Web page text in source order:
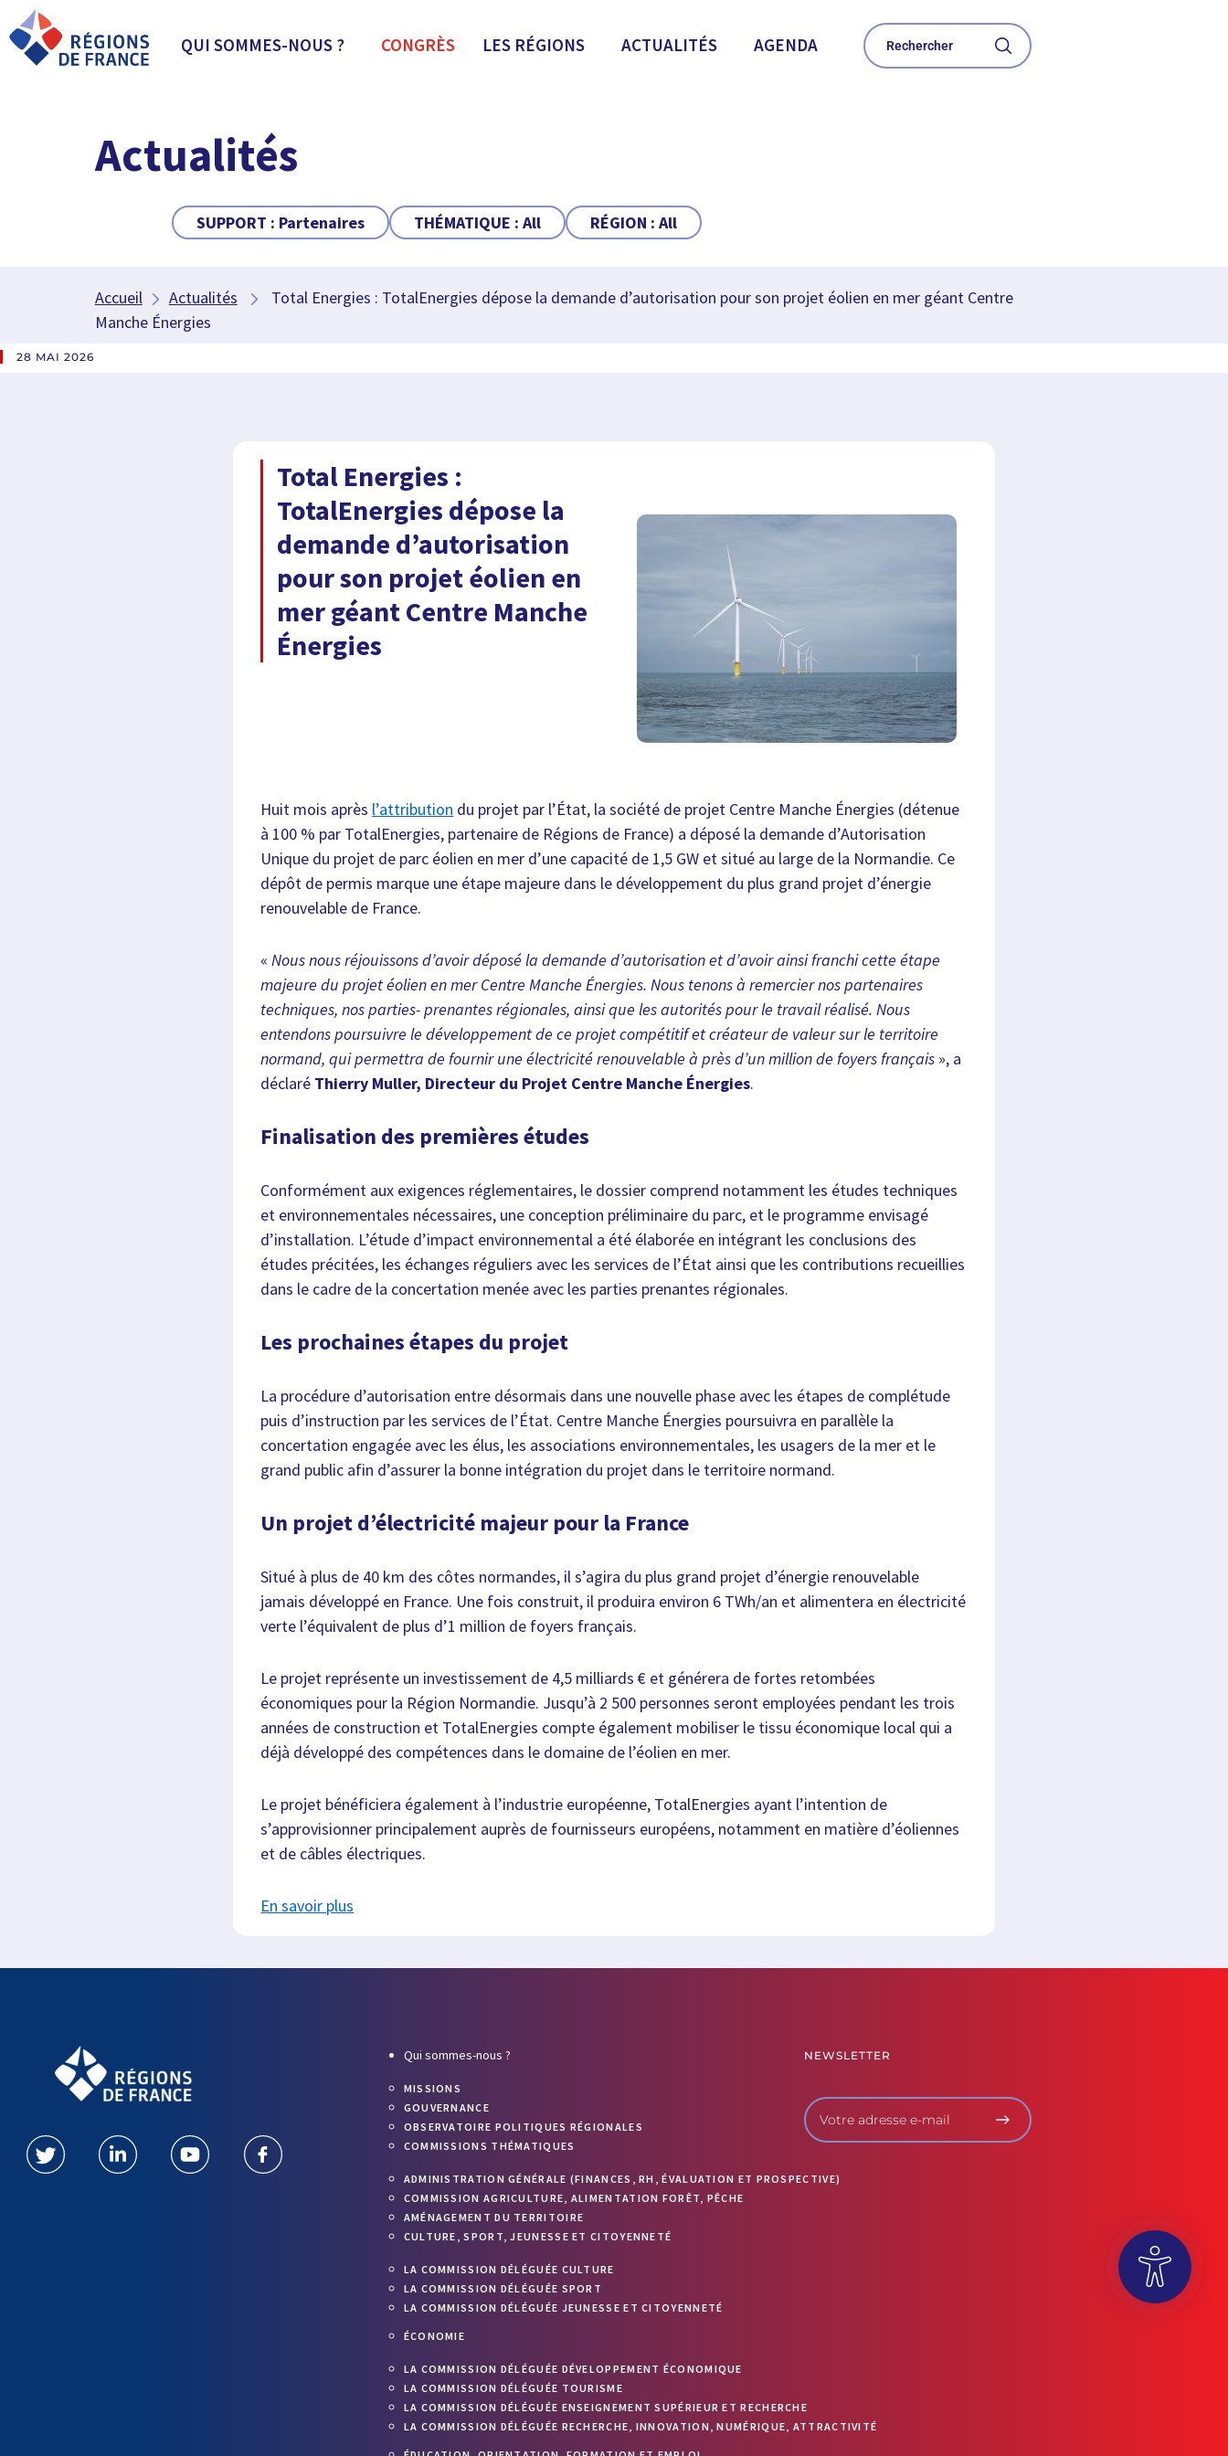
QUI SOMMES-NOUS ? CONGRÈS LES RÉGIONS ACTUALITÉS AGENDA
Actualités
SUPPORT : Partenaires THÉMATIQUE : All RÉGION : All
Accueil Actualités
Total Energies : TotalEnergies dépose la demande d’autorisation pour son projet éolien en mer géant Centre
Manche Énergies
28 MAI 2026
Total Energies :
TotalEnergies dépose la
demande d’autorisation
pour son projet éolien en
mer géant Centre Manche
Énergies
Huit mois après l’attribution du projet par l’État, la société de projet Centre Manche Énergies (détenue
à 100 % par TotalEnergies, partenaire de Régions de France) a déposé la demande d’Autorisation
Unique du projet de parc éolien en mer d’une capacité de 1,5 GW et situé au large de la Normandie. Ce
dépôt de permis marque une étape majeure dans le développement du plus grand projet d’énergie
renouvelable de France.
«Nous nous réjouissons d’avoir déposé la demande d’autorisation et d’avoir ainsi franchi cette étape
majeure du projet éolien en mer Centre Manche Énergies. Nous tenons à remercier nos partenaires
techniques, nos parties- prenantes régionales, ainsi que les autorités pour le travail réalisé. Nous
entendons poursuivre le développement de ce projet compétitif et créateur de valeur sur le territoire
normand, qui permettra de fournir une électricité renouvelable à près d’un million de foyers français », a
déclaré Thierry Muller, Directeur du Projet Centre Manche Énergies.
Finalisation des premières études
Conformément aux exigences réglementaires, le dossier comprend notamment les études techniques
et environnementales nécessaires, une conception préliminaire du parc, et le programme envisagé
d’installation. L’étude d’impact environnemental a été élaborée en intégrant les conclusions des
études précitées, les échanges réguliers avec les services de l’État ainsi que les contributions recueillies
dans le cadre de la concertation menée avec les parties prenantes régionales.
Les prochaines étapes du projet
La procédure d’autorisation entre désormais dans une nouvelle phase avec les étapes de complétude
puis d’instruction par les services de l’État. Centre Manche Énergies poursuivra en parallèle la
concertation engagée avec les élus, les associations environnementales, les usagers de la mer et le
grand public afin d’assurer la bonne intégration du projet dans le territoire normand.
Un projet d’électricité majeur pour la France
Situé à plus de 40 km des côtes normandes, il s’agira du plus grand projet d’énergie renouvelable
jamais développé en France. Une fois construit, il produira environ 6 TWh/an et alimentera en électricité
verte l’équivalent de plus d’1 million de foyers français.
Le projet représente un investissement de 4,5 milliards € et générera de fortes retombées
économiques pour la Région Normandie. Jusqu’à 2 500 personnes seront employées pendant les trois
années de construction et TotalEnergies compte également mobiliser le tissu économique local qui a
déjà développé des compétences dans le domaine de l’éolien en mer.
Le projet bénéficiera également à l’industrie européenne, TotalEnergies ayant l’intention de
s’approvisionner principalement auprès de fournisseurs européens, notamment en matière d’éoliennes
et de câbles électriques.
En savoir plus
Qui sommes-nous ?
MISSIONS
GOUVERNANCE
OBSERVATOIRE POLITIQUES RÉGIONALES
COMMISSIONS THÉMATIQUES
ADMINISTRATION GÉNÉRALE (FINANCES, RH, ÉVALUATION ET PROSPECTIVE)
COMMISSION AGRICULTURE, ALIMENTATION FORÊT, PÊCHE
AMÉNAGEMENT DU TERRITOIRE
CULTURE, SPORT, JEUNESSE ET CITOYENNETÉ
LA COMMISSION DÉLÉGUÉE CULTURE
LA COMMISSION DÉLÉGUÉE SPORT
LA COMMISSION DÉLÉGUÉE JEUNESSE ET CITOYENNETÉ
ÉCONOMIE
LA COMMISSION DÉLÉGUÉE DÉVELOPPEMENT ÉCONOMIQUE
LA COMMISSION DÉLÉGUÉE TOURISME
LA COMMISSION DÉLÉGUÉE ENSEIGNEMENT SUPÉRIEUR ET RECHERCHE
LA COMMISSION DÉLÉGUÉE RECHERCHE, INNOVATION, NUMÉRIQUE, ATTRACTIVITÉ
NEWSLETTER